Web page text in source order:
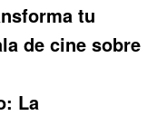
tu
de cine sobre
La